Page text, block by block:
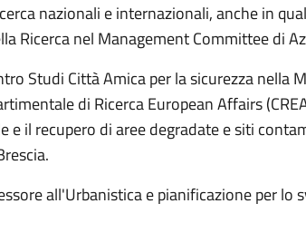
nazionali e internazionali, anche in
Ricerca nel Management Committee di
Studi Città Amica per la sicurezza nella
di Ricerca European Affairs
e il recupero di aree degradate e siti
all'Urbanistica e pianificazione per lo